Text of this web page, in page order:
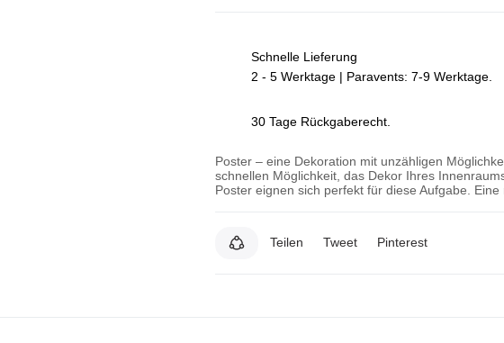
Schnelle Lieferung
2 - 5 Werktage | Paravents: 7-9 Werktage.
30 Tage Rückgaberecht.
Poster – eine Dekoration mit unzähligen
schnellen Möglichkeit, das Dekor Ihres
Poster eignen sich perfekt für diese Aufgabe. Eine
Teilen Tweet Pinterest